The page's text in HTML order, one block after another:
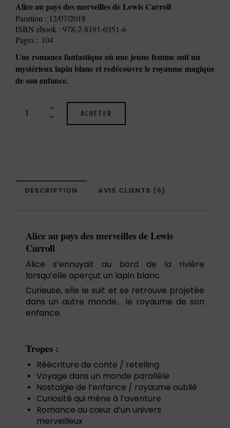
Alice au pays des merveilles de Lewis Carroll
Parution : 12/07/2018
ISBN ebook : 978-2-8191-0351-6
Pages : 104
Une romance fantastique où une jeune femme suit un
mystérieux lapin blanc et redécouvre le royaume magique
de son enfance.
ACHETER
DESCRIPTION AVIS CLIENTS (0)
Alice au pays des merveilles de Lewis
Carroll
Alice s’ennuyait au bord de la rivière
lorsqu’elle aperçut un lapin blanc.
Curieuse, elle le suit et se retrouve projetée
dans un autre monde… le royaume de son
enfance.
Tropes :
Réécriture de conte / retelling
Voyage dans un monde parallèle
Nostalgie de l’enfance / royaume oublié
Curiosité qui mène à l’aventure
Romance au cœur d’un univers
merveilleux